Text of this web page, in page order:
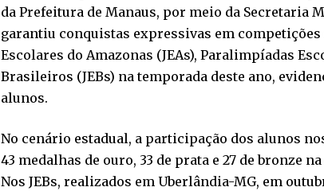
da Prefeitura de Manaus, por meio da Secretaria
garantiu conquistas expressivas em competições
Escolares do Amazonas (JEAs), Paralimpíadas
Brasileiros (JEBs) na temporada deste ano,
alunos.
No cenário estadual, a participação dos alunos
43 medalhas de ouro, 33 de prata e 27 de bronze
Nos JEBs, realizados em Uberlândia-MG, em